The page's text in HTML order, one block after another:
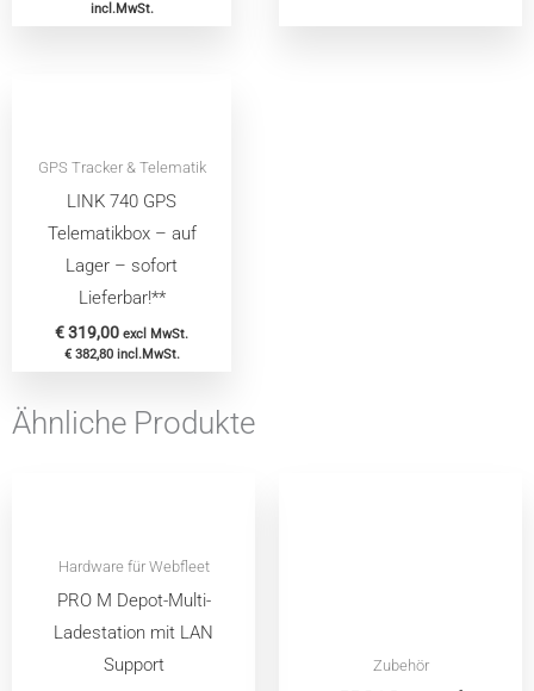
incl.MwSt.
GPS Tracker & Telematik
LINK 740 GPS
Telematikbox – auf
Lager – sofort
Lieferbar!**
€319,00 excl MwSt.
€382,80incl.MwSt.
Ähnliche Produkte
Hardware für Webfleet
PRO M Depot-Multi-
Ladestation mit LAN
Support
Zubehör